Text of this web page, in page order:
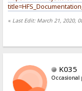
« Last Edit: March 21, 2020,
K035
Occasional